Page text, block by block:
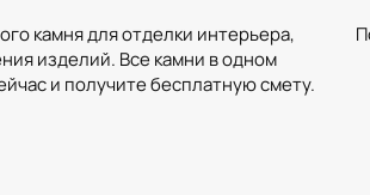
камня для отделки интерьера,
изделий. Все камни в одном
и получите бесплатную смету.